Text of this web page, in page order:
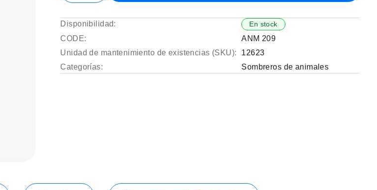
Disponibilidad: En stock
CODE:
ANM 209
Unidad de mantenimiento de existencias (SKU):
12623
Categorías:
Sombreros de animales